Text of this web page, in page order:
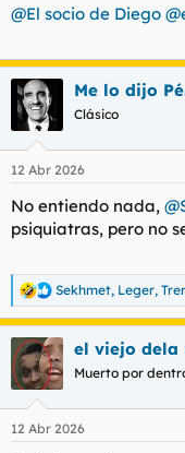
@El socio de Diego
Me lo dijo
Clásico
12 Abr 2026
No entiendo nada,
psiquiatras, pero no
R
e
a
c
c
i
e
Sekhmet, Leger,
el viejo dela
Muerto por
12 Abr 2026